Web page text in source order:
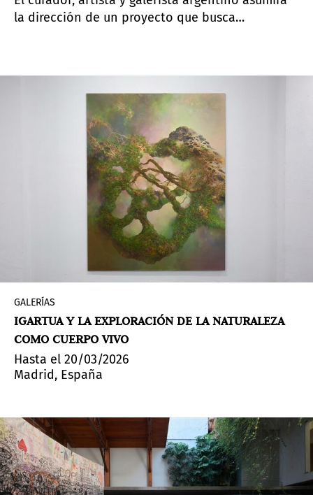
la dirección de un proyecto que busca
GALERÍAS
IGARTUA Y LA EXPLORACIÓN DE LA NATURALEZA
COMO CUERPO VIVO
Hasta el 20/03/2026
Madrid, España